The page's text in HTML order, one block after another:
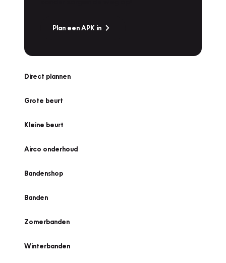
Plan een APK in
Direct plannen
Grote beurt
Kleine beurt
Airco onderhoud
Bandenshop
Banden
Zomerbanden
Winterbanden